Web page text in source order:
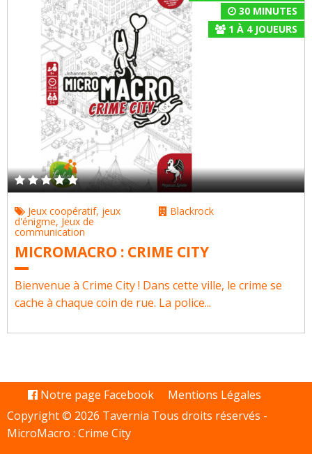
30 MINUTES
1 À 4JOUEURS
Jeux coopératif, jeux
d'énigme, Jeux de
communication
Blackrock
MICROMACRO : CRIME CITY
Bienvenue à Crime City ! Dans cette ville, le crime se
cache à chaque coin de rue. La police...
Notre page Facebook
Mentions Légales
Copyright © 2026 Tavernia Tous droits réservés -
MicroMacro : Crime City